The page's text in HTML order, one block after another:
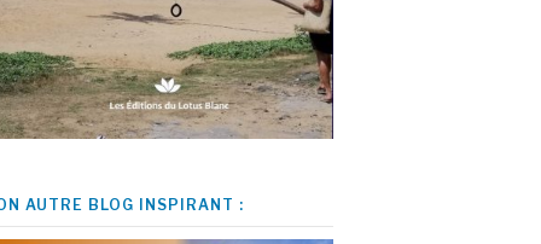
AUTRE BLOG INSPIRANT :